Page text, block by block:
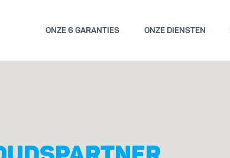
ONZE 6 GARANTIES ONZE DIENSTEN